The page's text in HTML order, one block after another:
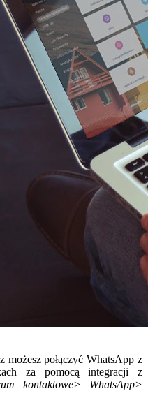
możesz połączyć WhatsApp z
za pomocą integracji z
kontaktowe> WhatsApp>